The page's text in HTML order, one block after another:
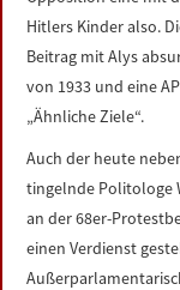
LINKS
Hitlers Kinder also.
Beitrag mit Alys
von 1933 und eine
„Ähnliche Ziele“.
Auch der heute
tingelnde Politologe
an der 68er-
einen Verdienst